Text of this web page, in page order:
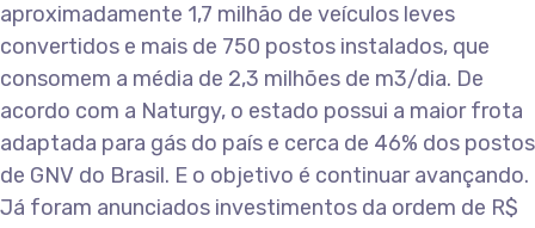
aproximadamente 1,7 milhão de veículos leves
convertidos e mais de 750 postos instalados, que
consomem a média de 2,3 milhões de m3/dia. De
acordo com a Naturgy, o estado possui a maior frota
adaptada para gás do país e cerca de 46% dos postos
de GNV do Brasil. E o objetivo é continuar avançando.
Já foram anunciados investimentos da ordem de R$